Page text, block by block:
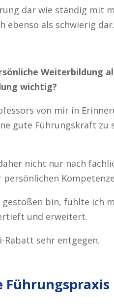
dar wie ständig mit
ebenso als schwierig dar.
Weiterbildung
wichtig?
von mir in
gute Führungskraft zu
nicht nur nach
gestoßen bin, fühlte ich
und erweitert.
Rabatt sehr entgegen.
Führungspraxis